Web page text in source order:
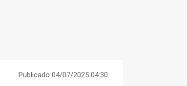
Publicado 04/07/2025 04:30